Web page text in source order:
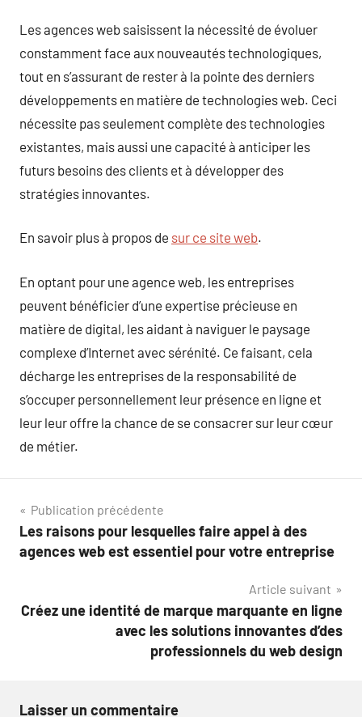
Les agences web saisissent la nécessité de évoluer
constamment face aux nouveautés technologiques,
tout en s’assurant de rester à la pointe des derniers
développements en matière de technologies web. Ceci
nécessite pas seulement complète des technologies
existantes, mais aussi une capacité à anticiper les
futurs besoins des clients et à développer des
stratégies innovantes.
En savoir plus à propos de sur ce site web.
En optant pour une agence web, les entreprises
peuvent bénéficier d’une expertise précieuse en
matière de digital, les aidant à naviguer le paysage
complexe d’Internet avec sérénité. Ce faisant, cela
décharge les entreprises de la responsabilité de
s’occuper personnellement leur présence en ligne et
leur leur offre la chance de se consacrer sur leur cœur
de métier.
Navigation
de
Publication précédente
Les raisons pour lesquelles faire appel à des
agences web est essentiel pour votre entreprise
Article suivant
Créez une identité de marque marquante en ligne
avec les solutions innovantes d’des
professionnels du web design
Laisser un commentaire